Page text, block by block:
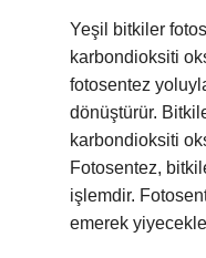
Yeşil bitkiler
karbondioksiti
fotosentez
dönüştürür.
karbondioksiti
Fotosentez,
işlemdir.
emerek